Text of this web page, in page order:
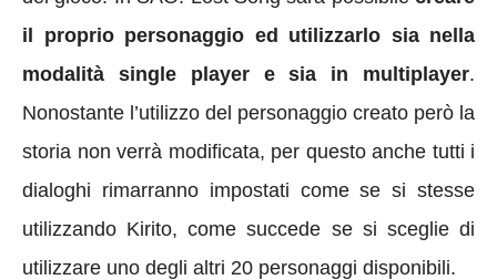
il proprio personaggio ed utilizzarlo sia nella
modalità single player e sia in multiplayer.
Nonostante l’utilizzo del personaggio creato però la
storia non verrà modificata, per questo anche tutti i
dialoghi rimarranno impostati come se si stesse
utilizzando Kirito, come succede se si sceglie di
utilizzare uno degli altri 20 personaggi disponibili.